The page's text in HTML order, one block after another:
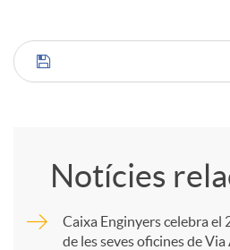
C
Notícies
Caixa Enginyers celebra el
de les seves oficines de